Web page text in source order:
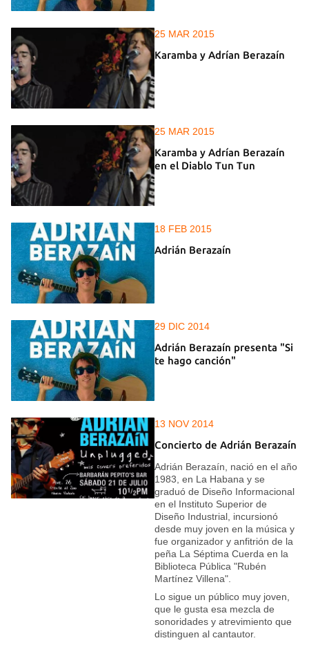
25 MAR 2015
Karamba y Adrían Berazaín
25 MAR 2015
Karamba y Adrían Berazaín
en el Diablo Tun Tun
18 FEB 2015
Adrián Berazaín
29 DIC 2014
Adrián Berazaín presenta "Si
te hago canción"
13 NOV 2014
Concierto de Adrián Berazaín
Adrián Berazaín, nació en el año
1983, en La Habana y se
graduó de Diseño Informacional
en el Instituto Superior de
Diseño Industrial, incursionó
desde muy joven en la música y
fue organizador y anfitrión de la
peña La Séptima Cuerda en la
Biblioteca Pública "Rubén
Martínez Villena".
Lo sigue un público muy joven,
que le gusta esa mezcla de
sonoridades y atrevimiento que
distinguen al cantautor.